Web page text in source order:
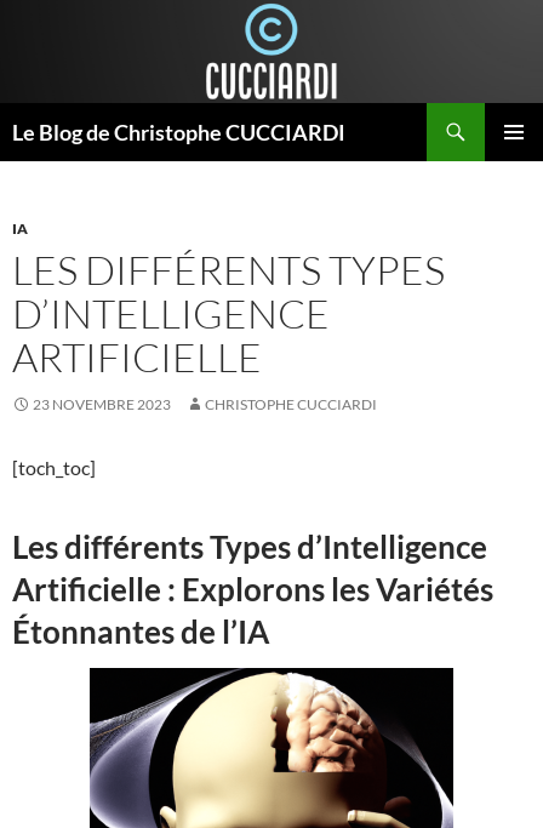
Le Blog de Christophe CUCCIARDI
IA
LES DIFFÉRENTS TYPES
D’INTELLIGENCE
ARTIFICIELLE
23 NOVEMBRE 2023 CHRISTOPHE CUCCIARDI
[toch_toc]
Les différents Types d’Intelligence
Artificielle : Explorons les Variétés
Étonnantes de l’IA